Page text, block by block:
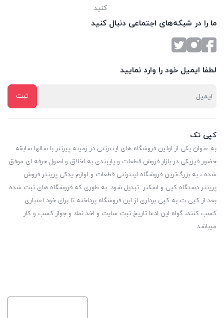
کنید
ما را در شبکه‌های اجتماعی دنبال کنید
لطفا ایمیل خود را وارد نمایید
کپی تک
به عنوان یکی از اولین فروشگاه های اینترنتی در زمینه پیرنتر با سالها سابقه
حضور فیزیکی در بازار فروش قطعات و پایبندی به اخلاق و اصول حرفه ای موفق
شده ، به بزرگ‌ترین فروشگاه اینترنتی قطعات و لوازم یدکی پرینتر فروش
پرینتر دستگاه کپی و اسکنر تبدیل شود. به طوری که فروشگاه های ثبت شده
بعد از کپی ت به کپی برداری از این فروشگاه پرداخته تا برای خود اعتباری
کسب کنند، گواه این ادعا تاریخ ثبت سایت و اخذ نماد و جواز کسب و کار
میباشد.